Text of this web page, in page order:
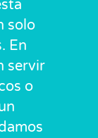
solo
En
servir
o